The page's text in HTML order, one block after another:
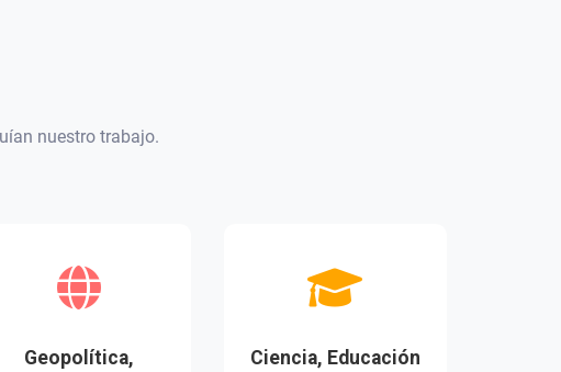
nuestro trabajo.
Geopolítica,
Ciencia, Educación